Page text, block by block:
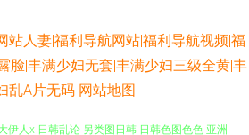
站人妻|福利导航网站|福利导航视频|福
脸|丰满少妇无套|丰满少妇三级全黄|丰
乱A片无码 网站地图